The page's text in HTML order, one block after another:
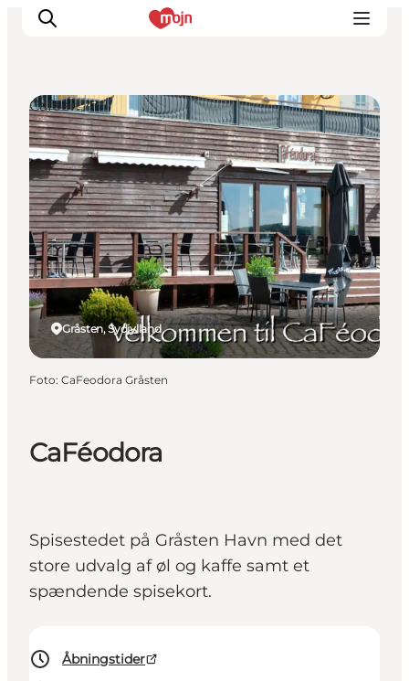
Oplevelser
Byer & Steder
Det sker
Overnatning
Planlæg din ferie
Booking
CaFéodora
Spisestedet på Gråsten Havn med det
store udvalg af øl og kaffe samt et
spændende spisekort.
Åbningstider
Gråsten, Sydjylland
Cafeer
Foto: CaFeodora Gråsten